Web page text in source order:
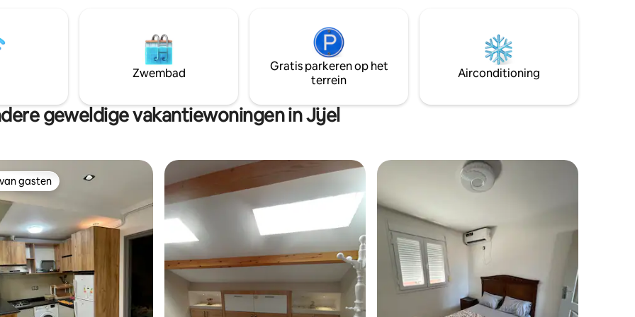
Zwembad
Gratis parkeren op het
terrein
Airconditioning
geweldige vakantiewoningen in Jijel
gasten
gasten